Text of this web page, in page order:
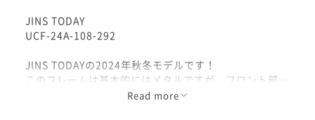
JINS TODAY
UCF-24A-108-292
JINS TODAYの2024年秋冬モデルです！
このフレームは基本的にはメタルですが、フロント部分
の素材が変わるのでちょっとしたアクセントになりファ
Read more